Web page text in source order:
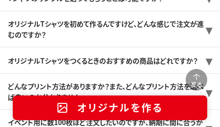
戻る
オリジナルを作る
オリジナルTシャツを初めて作るんですけど、どんな感じで注文が進
むのですか？
オリジナルTシャツをつくるときのおすすめの商品はどれですか？
どんなプリント方法がありますか？また、どんなプリント方法を選べ
ば良いのか分かりません。
イベント用に数100枚ほど注文したいのですが、納期に間に合うか